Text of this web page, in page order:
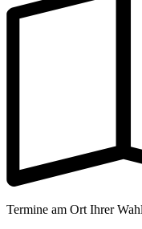
Termine am Ort Ihrer Wahl